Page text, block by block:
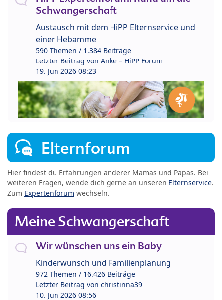
Schwangerschaft
Austausch mit dem HiPP Elternservice und
einer Hebamme
590 Themen / 1.384 Beiträge
Letzter Beitrag von Anke – HiPP Forum
19. Jun 2026 08:23
Elternforum
Hier findest du Erfahrungen anderer Mamas und Papas. Bei
weiteren Fragen, wende dich gerne an unseren Elternservice.
Zum Expertenforum wechseln.
Meine Schwangerschaft
Wir wünschen uns ein Baby
Kinderwunsch und Familienplanung
972 Themen / 16.426 Beiträge
Letzter Beitrag von christinna39
10. Jun 2026 08:56